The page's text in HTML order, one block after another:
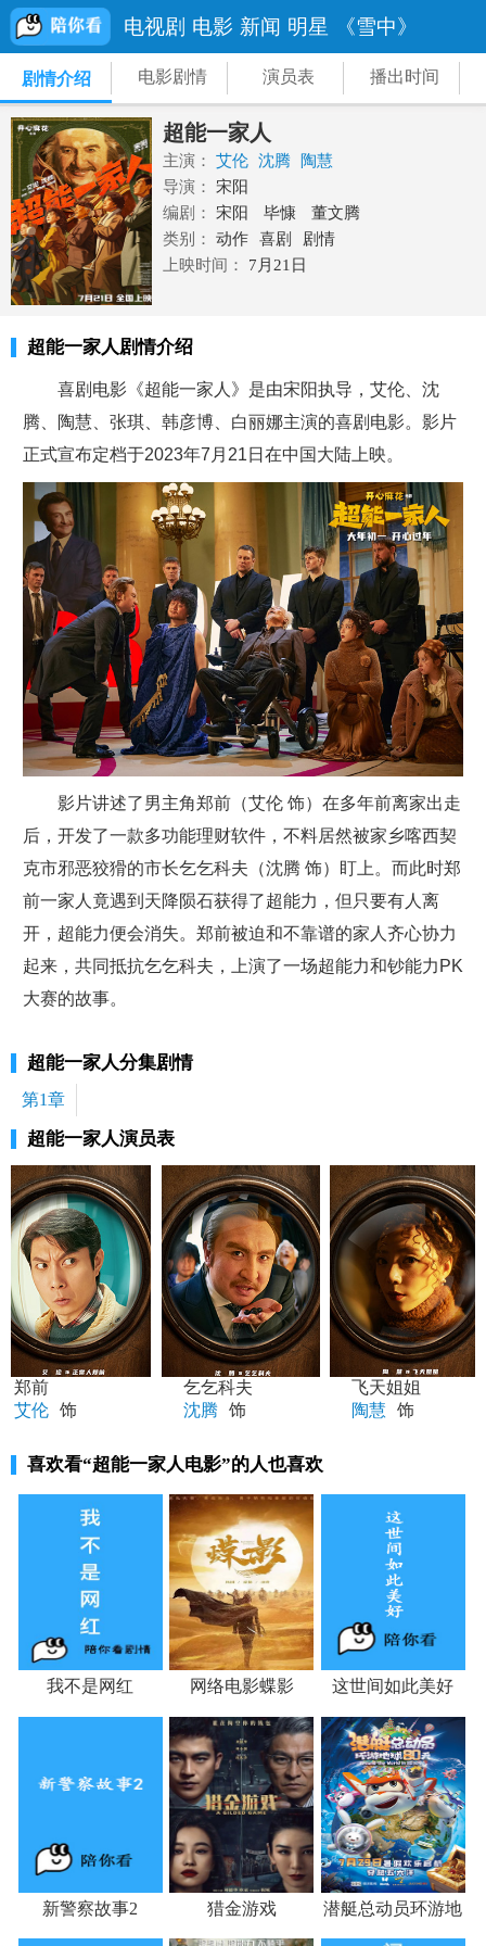
电视剧 电影 新闻 明星 《雪中》
剧情介绍 电影剧情 演员表 播出时间
超能一家人
主演： 艾伦 沈腾
陶慧
导演：
宋阳
编剧：
宋阳 毕慷
董文腾
类别：
动作 喜剧
剧情
上映时间：
7月21日
超能一家人剧情介绍
喜剧电影《超能一家人》是由宋阳执导，艾伦、沈
腾、陶慧、张琪、韩彦博、白丽娜主演的喜剧电影。影片
正式宣布定档于2023年7月21日在中国大陆上映。
影片讲述了男主角郑前（艾伦 饰）在多年前离家出走
后，开发了一款多功能理财软件，不料居然被家乡喀西契
克市邪恶狡猾的市长乞乞科夫（沈腾 饰）盯上。而此时郑
前一家人竟遇到天降陨石获得了超能力，但只要有人离
开，超能力便会消失。郑前被迫和不靠谱的家人齐心协力
起来，共同抵抗乞乞科夫，上演了一场超能力和钞能力PK
大赛的故事。
超能一家人分集剧情
第1章
超能一家人演员表
郑前
艾伦 饰
乞乞科夫
沈腾
饰
飞天姐姐
陶慧
饰
喜欢看“超能一家人电影”的人也喜欢
我不是网红 网络电影蝶影 这世间如此美好
新警察故事2 猎金游戏
潜艇总动员环游地
球80天